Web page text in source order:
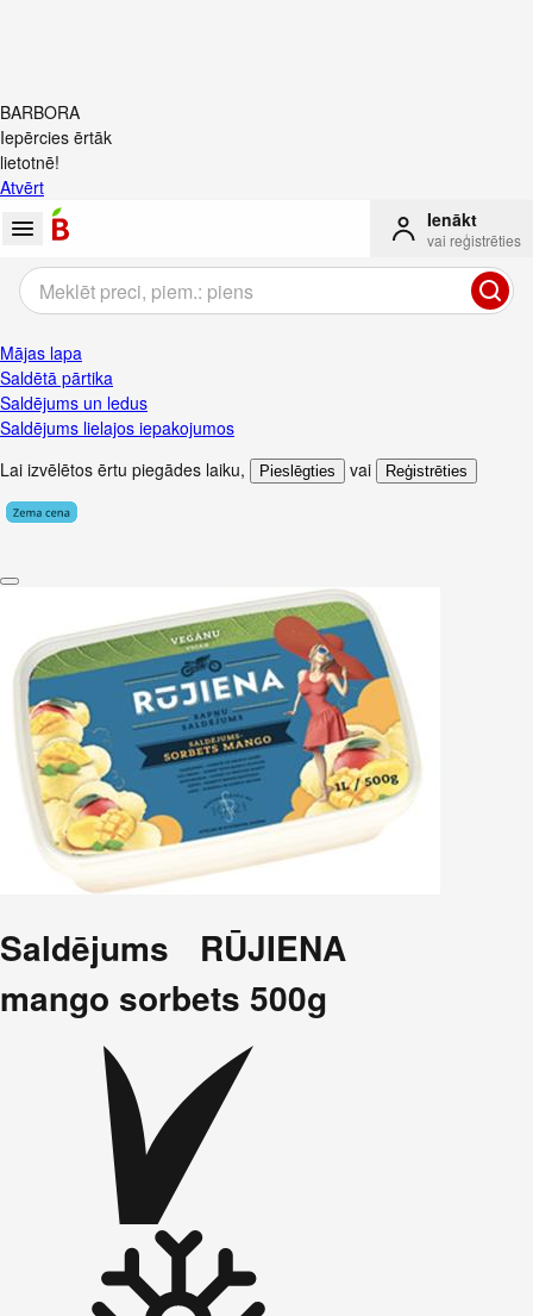
BARBORA
Iepērcies ērtāk
lietotnē!
Atvērt
Ienākt
vai reģistrēties
Mājas lapa
Saldētā pārtika
Saldējums un ledus
Saldējums lielajos iepakojumos
Lai izvēlētos ērtu piegādes laiku, Pieslēgties vai Reģistrēties
Saldējums RŪJIENA
mango sorbets 500g